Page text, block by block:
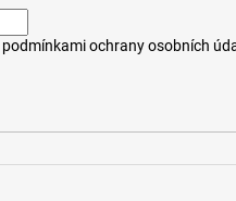
podmínkami ochrany osobních